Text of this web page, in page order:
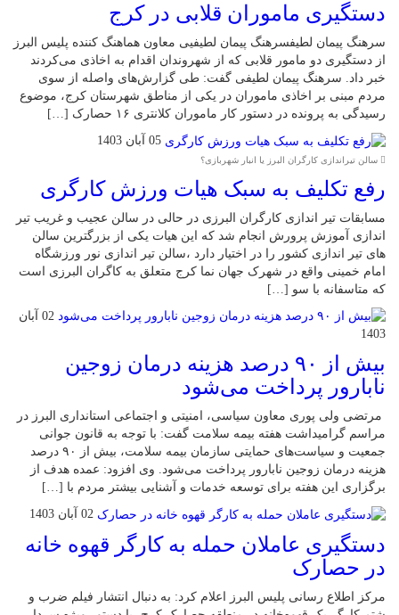
دستگیری ماموران قلابی در کرج
سرهنگ پیمان لطیفسرهنگ پیمان لطیفیی معاون هماهنگ کننده پلیس البرز
از دستگیری دو مامور قلابی که از شهروندان اقدام به اخاذی می‌کردند
خبر داد. سرهنگ پیمان لطیفی گفت: طی گزارش‌های واصله از سوی
مردم مبنی بر اخاذی ماموران در یکی از مناطق شهرستان کرج، موضوع
رسیدگی به پرونده در دستور کار ماموران کلانتری ۱۶ حصارک […]
05 آبان 1403
سالن تیراندازی کارگران البرز یا انبار شهربازی؟
رفع تکلیف به سبک هیات ورزش کارگری
مسابقات تیر اندازی کارگران البرزی در حالی در سالن عجیب و غریب تیر
اندازی آموزش پرورش انجام شد که این هیات یکی از بزرگترین سالن
های تیر اندازی کشور را در اختیار دارد ،سالن تیر اندازی نور ورزشگاه
امام خمینی واقع در شهرک جهان نما کرج متعلق به کاگران البرزی است
که متاسفانه با سو […]
02 آبان
1403
بیش از ۹۰ درصد هزینه درمان زوجین
نابارور پرداخت می‌شود
مرتضی ولی پوری معاون سیاسی، امنیتی و اجتماعی استانداری البرز در
مراسم گرامیداشت هفته بیمه سلامت گفت: با توجه به قانون جوانی
جمعیت و سیاست‌های حمایتی سازمان بیمه سلامت، بیش از ۹۰ درصد
هزینه درمان زوجین نابارور پرداخت می‌شود. وی افزود: عمده هدف از
برگزاری این هفته برای توسعه خدمات و آشنایی بیشتر مردم با […]
02 آبان 1403
دستگیری عاملان حمله به کارگر قهوه خانه
در حصارک
مرکز اطلاع رسانی پلیس البرز اعلام کرد: به دنبال انتشار فیلم ضرب و